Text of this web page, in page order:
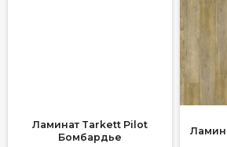
Ламинат Tarkett Pilot
Бомбардье